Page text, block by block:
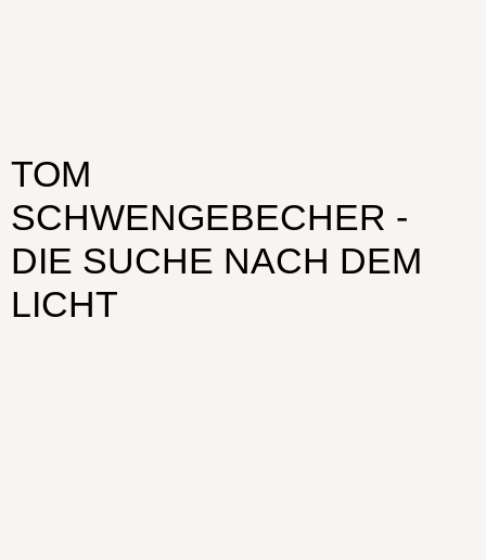
TOM
SCHWENGEBECHER -
DIE SUCHE NACH DEM
LICHT